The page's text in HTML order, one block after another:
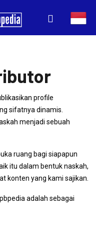
profile
sifatnya dinamis.
menjadi sebuah
ruang bagi siapapun
itu dalam bentuk naskah,
konten yang kami sajikan.
adalah sebagai